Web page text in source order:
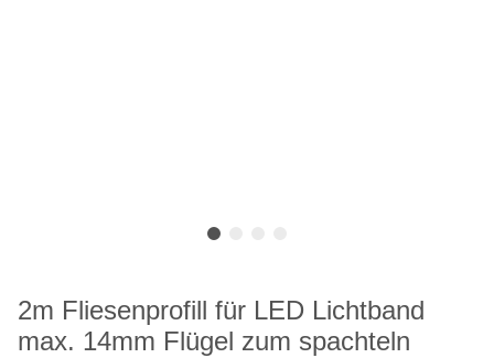
2m Fliesenprofill für LED Lichtband
max. 14mm Flügel zum spachteln